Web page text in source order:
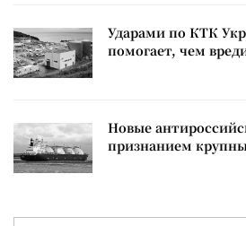
Ударами по КТК
помогает, чем
Новые
признанием